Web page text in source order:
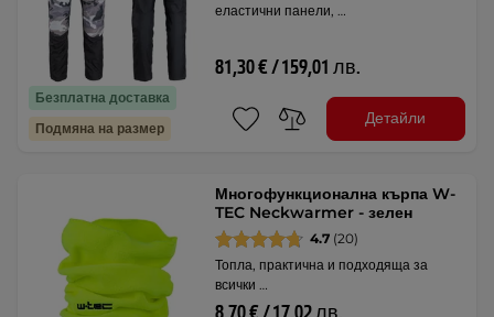
Безплатна доставка
Подмяна на размер
еластични панели, …
81,30 € / 159,01 лв.
Детайли
Многофункционална кърпа W-
TEC Neckwarmer - зелен
4.7 (20)
Топла, практична и подходяща за
всички …